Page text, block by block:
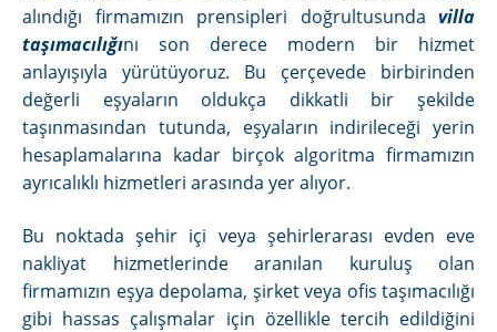
alındığı firmamızın prensipleri doğrultusunda villa
taşımacılığını son derece modern bir hizmet
anlayışıyla yürütüyoruz. Bu çerçevede birbirinden
değerli eşyaların oldukça dikkatli bir şekilde
taşınmasından tutunda, eşyaların indirileceği yerin
hesaplamalarına kadar birçok algoritma firmamızın
ayrıcalıklı hizmetleri arasında yer alıyor.
Bu noktada şehir içi veya şehirlerarası evden eve
nakliyat hizmetlerinde aranılan kuruluş olan
firmamızın eşya depolama, şirket veya ofis taşımacılığı
gibi hassas çalışmalar için özellikle tercih edildiğini